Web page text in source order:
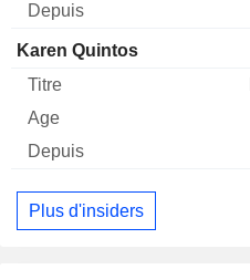
Karen Quintos
Plus d'insiders